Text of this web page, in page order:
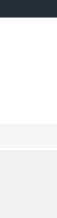
2027 JALUR